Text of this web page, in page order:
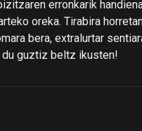
erronkarik
oreka. Tirabira
bera, extralurtar
guztiz beltz ikusten!